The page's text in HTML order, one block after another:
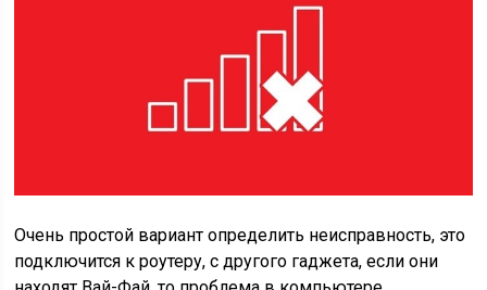
Очень простой вариант определить неисправность, это
подключится к роутеру, с другого гаджета, если они